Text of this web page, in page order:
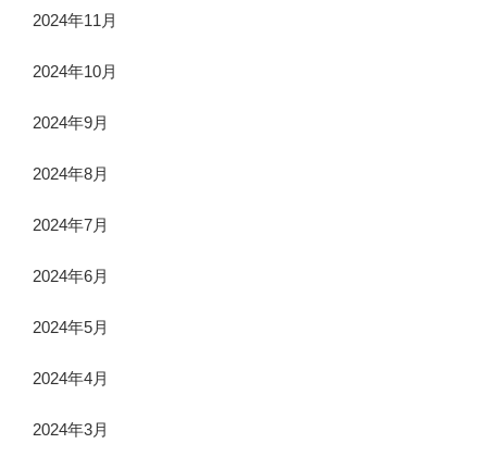
2024年11月
2024年10月
2024年9月
2024年8月
2024年7月
2024年6月
2024年5月
2024年4月
2024年3月